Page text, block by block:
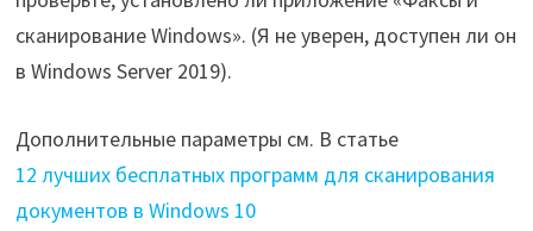
сканирование Windows». (Я не уверен, доступен ли он
в Windows Server 2019).
Дополнительные параметры см. В статье
12 лучших бесплатных программ для сканирования
документов в Windows 10